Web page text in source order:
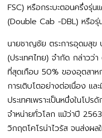
FSC) หรือกระบะตอนครึ่งรุ่น
(Double Cab -DBL) หรือรุ่
นายชาญชัย ตระการอุดมสุข
(ประเทศไทย) จำกัด กล่าว
ที่สุดเกือบ 50% ของอุตสาห
การเติบโตอย่างต่อเนื่อง แ
ประเทศเพราะเป็นหนึ่งในโป
จำหน่ายทั่วโลก แม้ว่าปี
วิกฤตโคโรน่าไวรัส จนส่งผ